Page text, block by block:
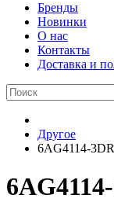
Бренды
Новинки
О нас
Контакты
Доставка и
Другое
6AG4114-